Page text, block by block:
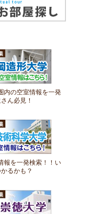
内の空室情報を一発
ん必見！
報を一発検索！！い
るかも？